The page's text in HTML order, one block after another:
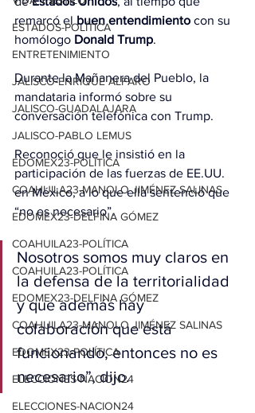
ESTADOS-POLÍTICA
ENTRETENIMIENTO
JALISCO-ENRIQUE ALFARO
JALISCO-GUADALAJARA
JALISCO-PABLO LEMUS
EDOMEX23-POLÍTICA
COAHUILA23-MANOLO JIMÉNEZ SALINAS
EDOMEX23-DELFINA GÓMEZ
COAHUILA23-POLÍTICA
COAHUILA23-POLÍTICA
EDOMEX23-DELFINA GÓMEZ
COAHUILA23-MANOLO JIMÉNEZ SALINAS
EDOMEX23-POLÍTICA
ELECCIONES-NACION24
ELECCIONES-NACION24
remarcó el buen entendimiento con su
homólogo Donald Trump.
Durante la Mañanera del Pueblo, la
mandataria informó sobre su
conversación telefónica con Trump.
Reconoció que le insistió en la
participación de las fuerzas de EE.UU.
en México, a lo que ella sentenció que
“no es necesario”.
Nosotros somos muy claros en
la defensa de la territorialidad
y que además hay
colaboración que está
funcionando, entonces no es
necesario”, dijo.